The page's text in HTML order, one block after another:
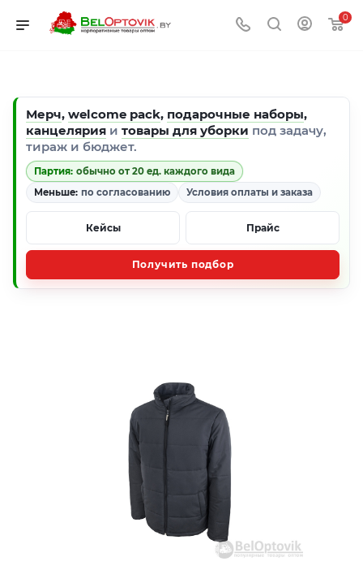
0
Мерч, welcome pack, подарочные наборы,
канцелярия и товары для уборки под задачу,
тираж и бюджет.
Партия: обычно от 20 ед. каждого вида
Меньше: по согласованию Условия оплаты и заказа
Кейсы Прайс
Получить подбор